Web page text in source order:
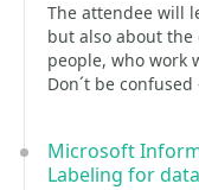
The attendee will
but also about
people, who work
Don´t be confused
Microsoft
Labeling for